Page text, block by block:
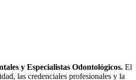
y Especialistas Odontológicos. El
las credenciales profesionales y la